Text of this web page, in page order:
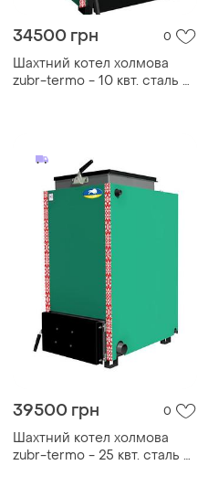
34500 грн 0
Шахтний котел холмова
zubr-termo - 10 квт. сталь 5
39500 грн 0
Шахтний котел холмова
zubr-termo - 25 квт. сталь 5